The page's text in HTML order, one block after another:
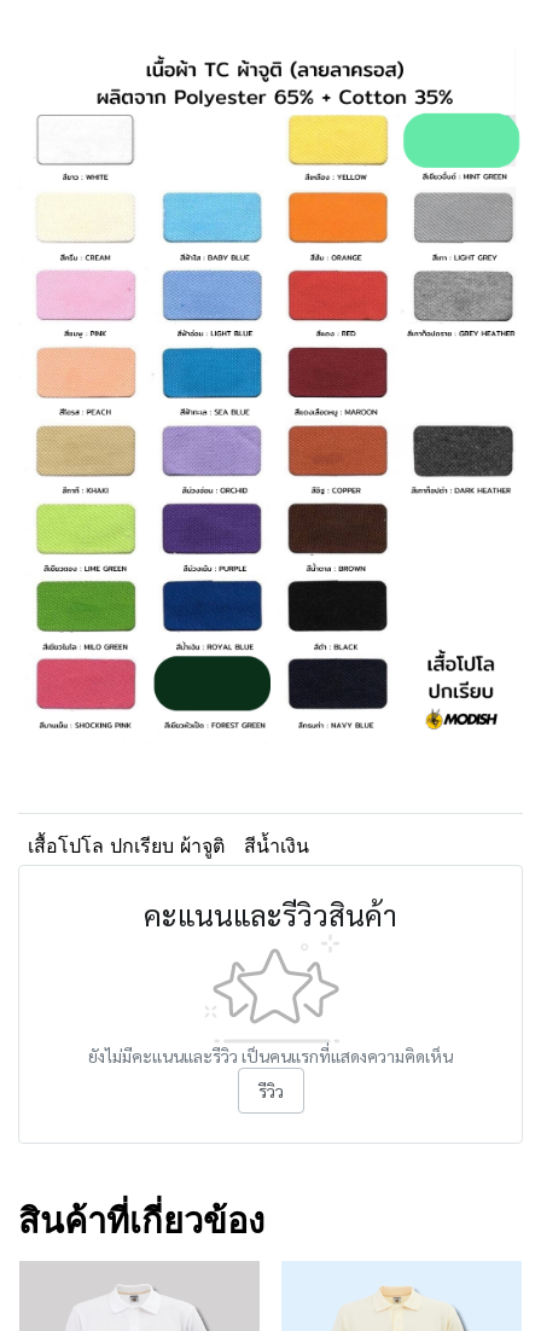
เสื้อโปโล ปกเรียบ ผ้าจูติ สีน้ำเงิน
คะแนนและรีวิวสินค้า
ยังไม่มีคะแนนและรีวิว เป็นคนแรกที่แสดงความคิดเห็น
รีวิว
สินค้าที่เกี่ยวข้อง